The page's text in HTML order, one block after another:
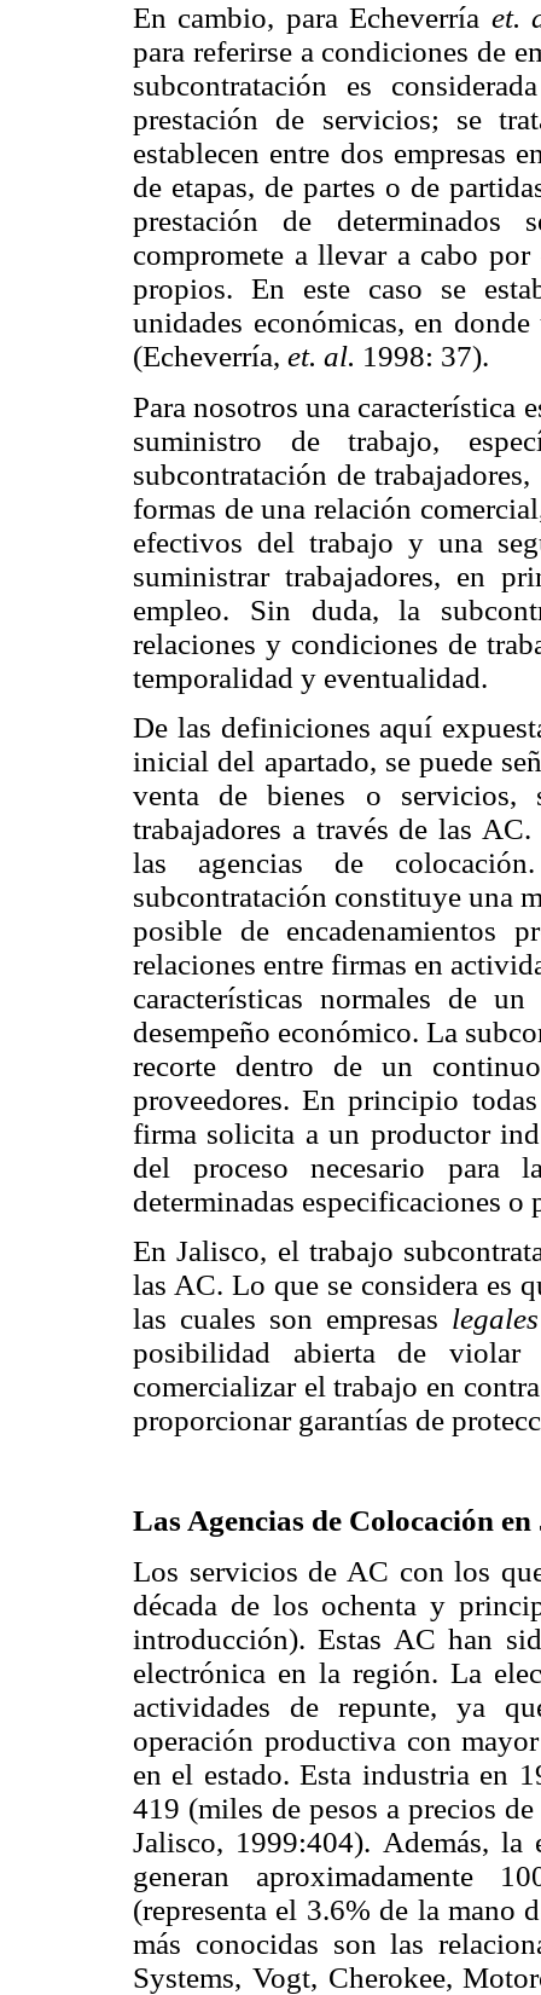
En cambio, para Echeverría et.
para referirse a condiciones de
subcontratación es
prestación de servicios; se
establecen entre dos empresas
de etapas, de partes o de
prestación de determinados
compromete a llevar a cabo
propios. En este caso se
unidades económicas, en
(Echeverría, et. al. 1998: 37).
Para nosotros una característica
suministro de trabajo,
subcontratación de
formas de una relación
efectivos del trabajo y una
suministrar trabajadores, en
empleo. Sin duda, la
relaciones y condiciones de
temporalidad y eventualidad.
De las definiciones aquí
inicial del apartado, se puede
venta de bienes o
trabajadores a través de las
las agencias de
subcontratación constituye una
posible de encadenamientos
relaciones entre firmas en
características normales de
desempeño económico. La
recorte dentro de un
proveedores. En principio
firma solicita a un productor
del proceso necesario para
determinadas especificaciones
En Jalisco, el trabajo
las AC. Lo que se considera es
las cuales son empresas legales
posibilidad abierta de violar
comercializar el trabajo en
proporcionar garantías de
Las Agencias de Colocación en
Los servicios de AC con los
década de los ochenta y
introducción). Estas AC han
electrónica en la región. La
actividades de repunte, ya
operación productiva con
en el estado. Esta industria en
419 (miles de pesos a precios
Jalisco, 1999:404). Además,
generan aproximadamente
(representa el 3.6% de la mano
más conocidas son las
Systems, Vogt, Cherokee,